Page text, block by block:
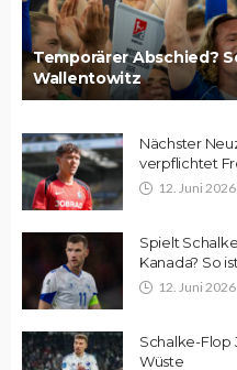
Temporärer Abschied?
Wallentowitz
Nächster
verpflichtet
12. Juni 2026
Spielt
Kanada? So
12. Juni 2026
Schalke-Flop
Wüste